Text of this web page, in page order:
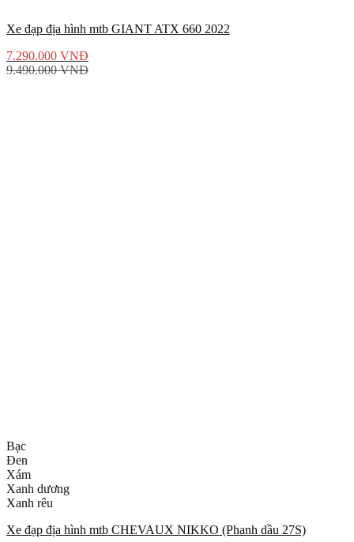
Xe đạp địa hình mtb GIANT ATX 660 2022
7.290.000 VNĐ
9.490.000VNĐ
Bạc
Đen
Xám
Xanh dương
Xanh rêu
Xe đạp địa hình mtb CHEVAUX NIKKO (Phanh dầu 27S)